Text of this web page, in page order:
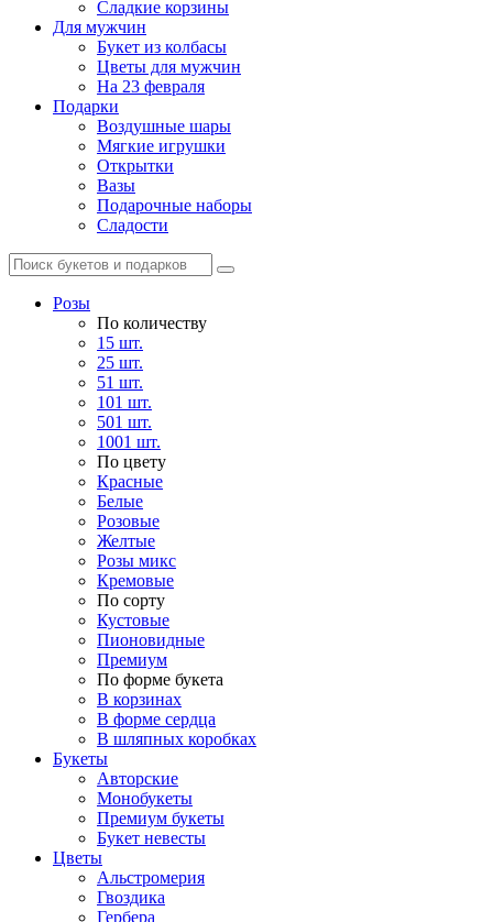
Сладкие корзины
Для мужчин
Букет из колбасы
Цветы для мужчин
На 23 февраля
Подарки
Воздушные шары
Мягкие игрушки
Открытки
Вазы
Подарочные наборы
Сладости
Розы
По количеству
15 шт.
25 шт.
51 шт.
101 шт.
501 шт.
1001 шт.
По цвету
Красные
Белые
Розовые
Желтые
Розы микс
Кремовые
По сорту
Кустовые
Пионовидные
Премиум
По форме букета
В корзинах
В форме сердца
В шляпных коробках
Букеты
Авторские
Монобукеты
Премиум букеты
Букет невесты
Цветы
Альстромерия
Гвоздика
Гербера